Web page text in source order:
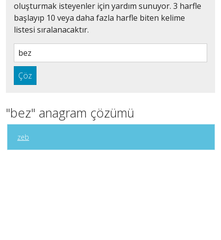
oluşturmak isteyenler için yardım sunuyor. 3 harfle
başlayıp 10 veya daha fazla harfle biten kelime
listesi sıralanacaktır.
Çöz
"bez" anagram çözümü
zeb